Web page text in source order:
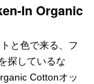
In Organic
と色で来る、フ
探しているな
Cottonオッ